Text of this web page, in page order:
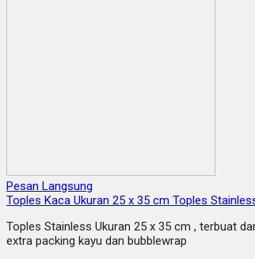
Pesan Langsung
Toples Kaca Ukuran 25 x 35 cm Toples
Toples Stainless Ukuran 25 x 35 cm , terbuat
extra packing kayu dan bubblewrap